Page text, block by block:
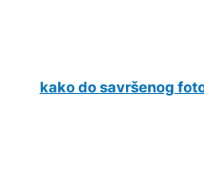
kako do savršenog